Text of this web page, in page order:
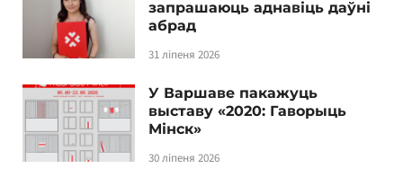
запрашаюць аднавіць даўні
абрад
31 ліпеня 2026
У Варшаве пакажуць
выставу «2020: Гаворыць
Мінск»
30 ліпеня 2026